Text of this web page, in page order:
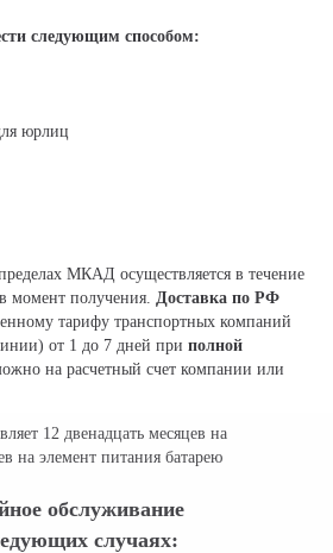
следующим способом:
юрлиц
МКАД осуществляется в течение
момент получения. Доставка по РФ
тарифу транспортных компаний
от 1 до 7 дней при полной
на расчетный счет компании или
12 двенадцать месяцев на
на элемент питания батарею
обслуживание
случаях: